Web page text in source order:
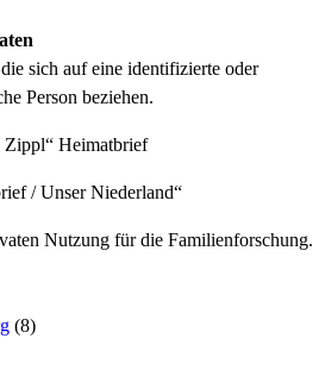
sich auf eine identifizierte oder
Person beziehen.
Zippl“ Heimatbrief
/ Unser Niederland“
Nutzung für die Familienforschung.
(8)